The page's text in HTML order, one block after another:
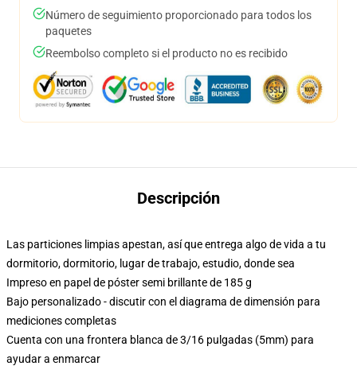
Número de seguimiento proporcionado para todos los
paquetes
Reembolso completo si el producto no es recibido
Descripción
Las particiones limpias apestan, así que entrega algo de vida a tu
dormitorio, dormitorio, lugar de trabajo, estudio, donde sea
Impreso en papel de póster semi brillante de 185 g
Bajo personalizado - discutir con el diagrama de dimensión para
mediciones completas
Cuenta con una frontera blanca de 3/16 pulgadas (5mm) para
ayudar a enmarcar